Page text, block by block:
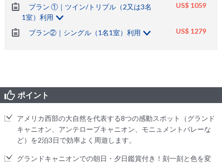
プラン ①｜ツイン/トリプル（2又は3名
1室）利用
US$ 1059
プラン②｜シングル（1名1室）利用 US$ 1279
ポイント
アメリカ西部の大自然を代表する8つの感動スポット（グランド
キャニオン、アンテロープキャニオン、モニュメントバレーな
ど）を2泊3日で効率よく周遊します。
グランドキャニオンでの朝日・夕日鑑賞付き！刻一刻と色を変